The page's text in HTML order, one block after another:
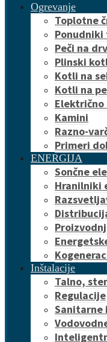
Ogrevanje
Toplotne
Peči na
Plinski
Kotli na
Kotli na
Kamini
Razno-
Primeri
ENERGIJA
Sončne
Hranilniki
Inštalacije
Talno,
Regulacije
Sanitarne